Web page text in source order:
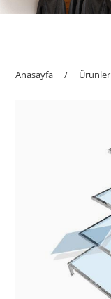
Anasayfa / Ürünler